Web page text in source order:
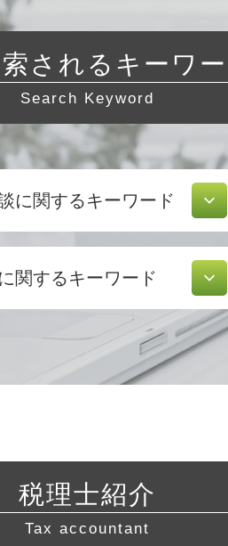
されるキーワ
Search Keyword
に関するキーワード
告 訂正
密告
査 期間
査 流れ
関するキーワード
談 東京都 税理士
援 静岡県 相談
認可 申請 相模原市 相談
横浜市 税理士 相談
談 相模原市 税理士 相談
税理士紹介
Tax accountant